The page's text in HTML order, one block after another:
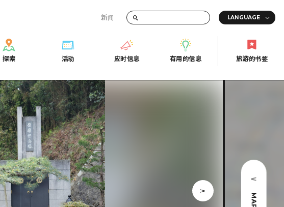
新闻
短途旅行
半天
一日游
1晚2天
2晚3天
探索
列表
广岛市内
安艺
答對了
美北
艺北
活动
应时信息
有用的信息
广岛表情周游券
广岛免费无线上网
面向外国游客的街角旅游信息中心
志愿者指南
通过视频介绍广岛县的魅力！
旅游的书签
2晚3天
灾难发生期间的交通信息
MAP